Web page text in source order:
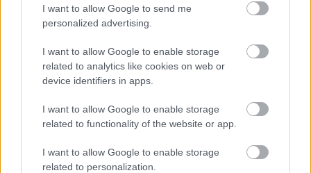
I want to allow Google to send me
personalized advertising.
I want to allow Google to enable storage
related to analytics like cookies on web or
device identifiers in apps.
I want to allow Google to enable storage
related to functionality of the website or app.
I want to allow Google to enable storage
related to personalization.
Magyarország alátámasztás,botrány,drón feltételes mód
feltételezés,fidesz,figyelemelterelés
Fantasztikus képek, így néz ki a behavazott
2024.01.20. Kiss Lajos
Kifejezetten művészi és
minőségi fotók